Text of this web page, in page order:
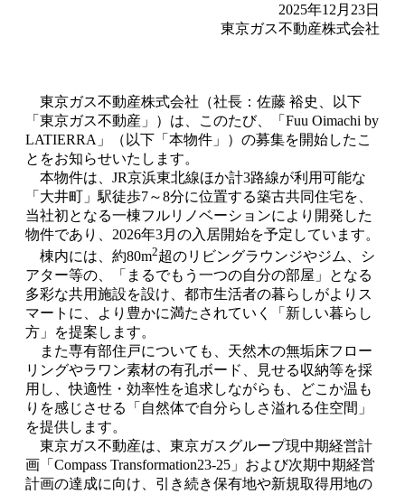
2025年12月23日
東京ガス不動産株式会社
東京ガス不動産株式会社（社長：佐藤 裕史、以下
「東京ガス不動産」）は、このたび、「Fuu Oimachi by
LATIERRA」（以下「本物件」）の募集を開始したこ
とをお知らせいたします。
本物件は、JR京浜東北線ほか計3路線が利用可能な
「大井町」駅徒歩7～8分に位置する築古共同住宅を、
当社初となる一棟フルリノベーションにより開発した
物件であり、2026年3月の入居開始を予定しています。
棟内には、約80m2超のリビングラウンジやジム、シ
アター等の、「まるでもう一つの自分の部屋」となる
多彩な共用施設を設け、都市生活者の暮らしがよりス
マートに、より豊かに満たされていく「新しい暮らし
方」を提案します。
また専有部住戸についても、天然木の無垢床フロー
リングやラワン素材の有孔ボード、見せる収納等を採
用し、快適性・効率性を追求しながらも、どこか温も
りを感じさせる「自然体で自分らしさ溢れる住空間」
を提供します。
東京ガス不動産は、東京ガスグループ現中期経営計
画「Compass Transformation23-25」および次期中期経営
計画の達成に向け、引き続き保有地や新規取得用地の